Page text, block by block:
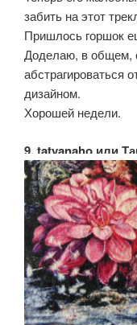
забить на этот
Пришлось горшок
Доделаю, в общем,
абстрагироваться
дизайном.
Хорошей недели.
9. tatyanaho или